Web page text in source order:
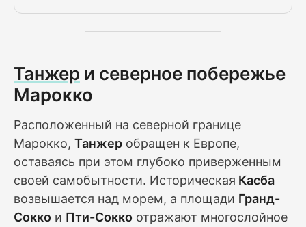
Танжер и северное побережье
Марокко
Расположенный на северной границе
Марокко, Танжер обращен к Европе,
оставаясь при этом глубоко приверженным
своей самобытности. Историческая Касба
возвышается над морем, а площади Гранд-
Сокко и Пти-Сокко отражают многослойное